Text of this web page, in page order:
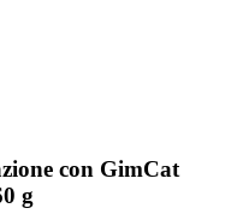
con GimCat
g